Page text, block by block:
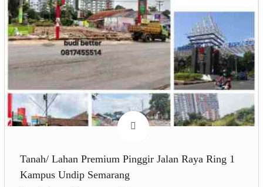
Tanah/ Lahan Premium Pinggir Jalan Raya Ring 1
Kampus Undip Semarang